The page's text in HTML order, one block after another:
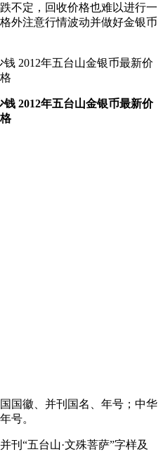
不定，回收价格也难以进行一
外注意行情波动并做好金银币
国徽、并刊国名、年号；中华
号。
刊“五台山·文殊菩萨”字样及